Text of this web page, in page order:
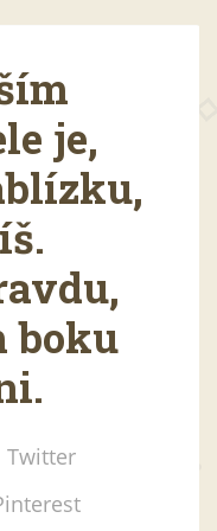
je,
boku
Twitter